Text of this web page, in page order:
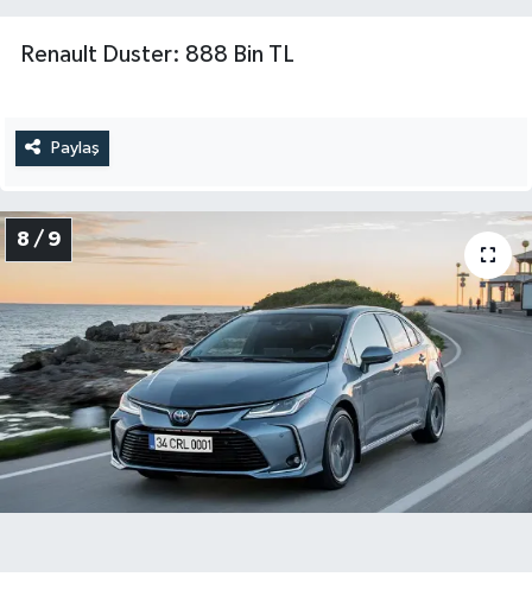
Renault Duster: 888 Bin TL
Paylaş
8 / 9